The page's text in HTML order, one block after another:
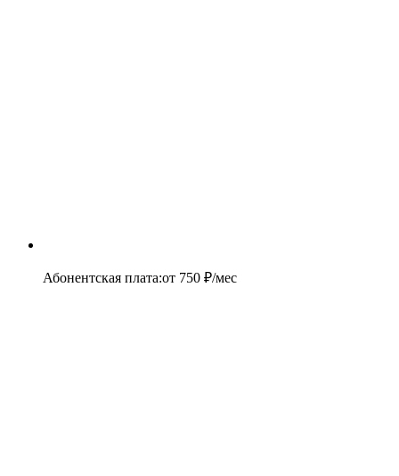
Абонентская плата:от 750 ₽/мес